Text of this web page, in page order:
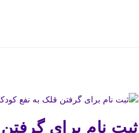
ثبت نام برای